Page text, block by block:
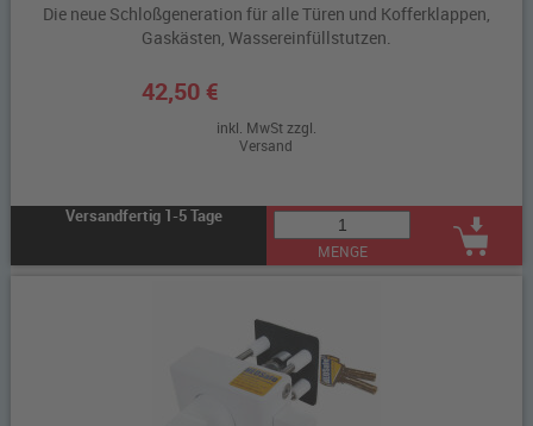
Die neue Schloßgeneration für alle Türen und Kofferklappen,
Gaskästen, Wassereinfüllstutzen.
42,50 €
inkl. MwSt zzgl.
Versand
Versandfertig 1-5 Tage
MENGE